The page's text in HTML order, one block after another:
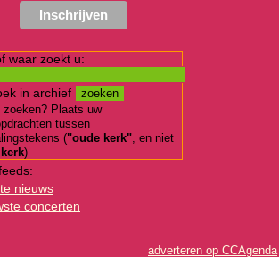
waar zoekt u:
in archief
zoeken? Plaats uw
tussen
("oude kerk", en niet
)
nieuws
concerten
adverteren op CCAgenda